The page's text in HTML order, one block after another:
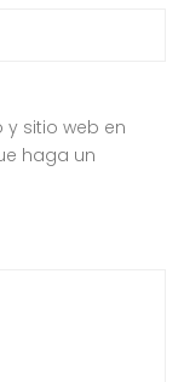
sitio web en
haga un